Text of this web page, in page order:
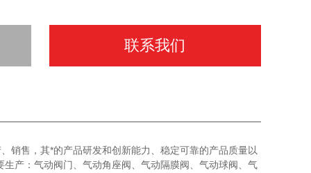
联系我们
销售，其*的产品研发和创新能力、稳定可靠的产品质量以
产：气动阀门、气动角座阀、气动隔膜阀、气动球阀、气